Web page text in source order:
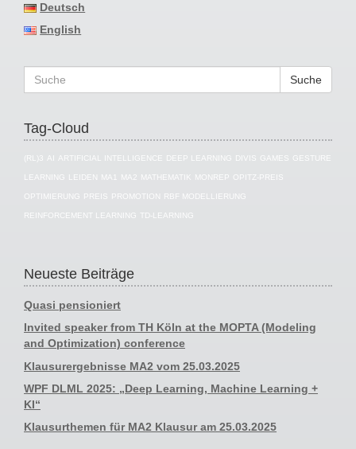
Deutsch
English
Suche
Tag-Cloud
(RL)3 AI ARTIFICIAL INTELLIGENCE DEEP LEARNING DIVIS GAMES GESTURE
LEARNING LEIDEN MA1 MA2 MATHEMATIK MONREP OPITZ-PREIS
OPTIMIERUNG PREIS PROMOTION RBF MODELLIERUNG
REINFORCEMENT LEARNING TD-LEARNING
Neueste Beiträge
Quasi pensioniert
Invited speaker from TH Köln at the MOPTA (Modeling
and Optimization) conference
Klausurergebnisse MA2 vom 25.03.2025
WPF DLML 2025: „Deep Learning, Machine Learning +
KI“
Klausurthemen für MA2 Klausur am 25.03.2025